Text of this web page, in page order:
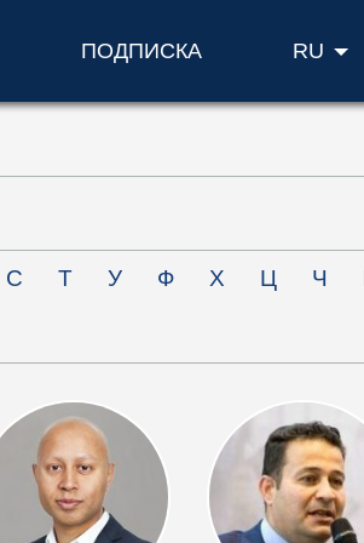
ПОДПИСКА RU
С Т У Ф Х Ц Ч